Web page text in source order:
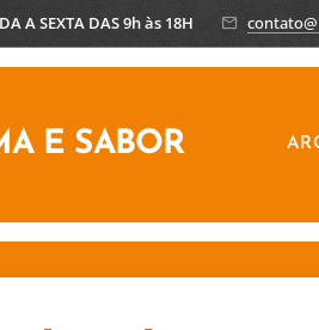
A SEXTA DAS 9h às 18H
E SABOR